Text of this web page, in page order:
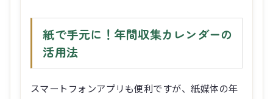
紙で手元に！年間収集カレンダーの
活用法
スマートフォンアプリも便利ですが、紙媒体の年